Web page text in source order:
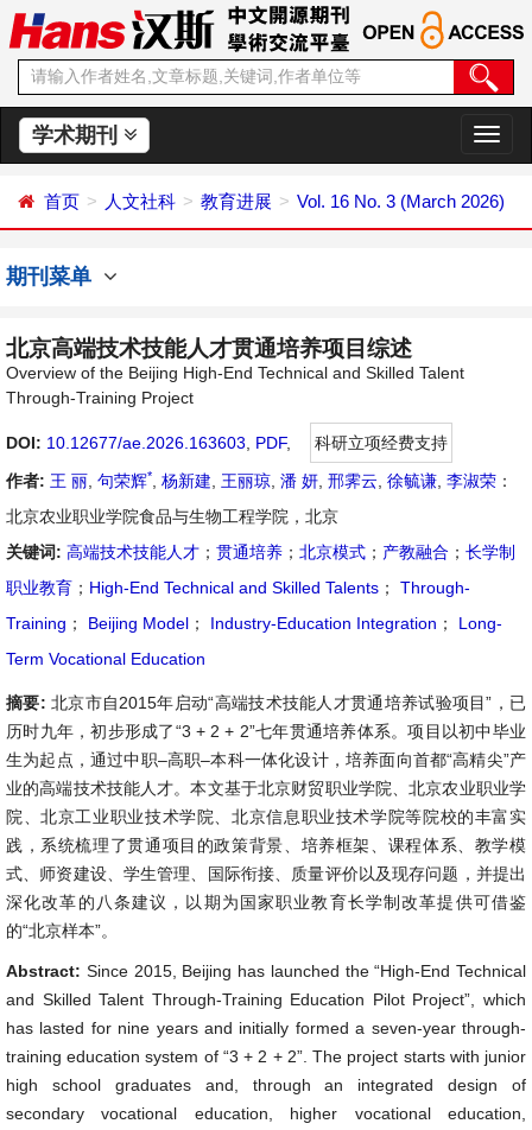
学术期刊
切
换
航
首页 人文社科 教育进展 Vol. 16 No. 3 (March 2026)
期刊菜单
北京高端技术技能人才贯通培养项目综述
Overview of the Beijing High-End Technical and Skilled Talent
Through-Training Project
DOI: 10.12677/ae.2026.163603 PDF,
科研立项经费支持
作者: 王 丽 句荣辉* 杨新建 王丽琼 潘 妍 邢霁云 徐毓谦 李淑荣 ：
北京农业职业学院食品与生物工程学院，北京
关键词: 高端技术技能人才 ； 贯通培养 ； 北京模式 ； 产教融合 ； 长学制
职业教育 ； High-End Technical and Skilled Talents ；
Through-
Training ； Beijing Model ； Industry-Education Integration ；
Long-
Term Vocational Education
摘要: 北京市自2015年启动“高端技术技能人才贯通培养试验项目”，已
历时九年，初步形成了“3 + 2 + 2”七年贯通培养体系。项目以初中毕业
生为起点，通过中职–高职–本科一体化设计，培养面向首都“高精尖”产
业的高端技术技能人才。本文基于北京财贸职业学院、北京农业职业学
院、北京工业职业技术学院、北京信息职业技术学院等院校的丰富实
践，系统梳理了贯通项目的政策背景、培养框架、课程体系、教学模
式、师资建设、学生管理、国际衔接、质量评价以及现存问题，并提出
深化改革的八条建议，以期为国家职业教育长学制改革提供可借鉴
的“北京样本”。
Abstract: Since 2015, Beijing has launched the “High-End Technical
and Skilled Talent Through-Training Education Pilot Project”, which
has lasted for nine years and initially formed a seven-year through-
training education system of “3 + 2 + 2”. The project starts with junior
high school graduates and, through an integrated design of
secondary vocational education, higher vocational education,